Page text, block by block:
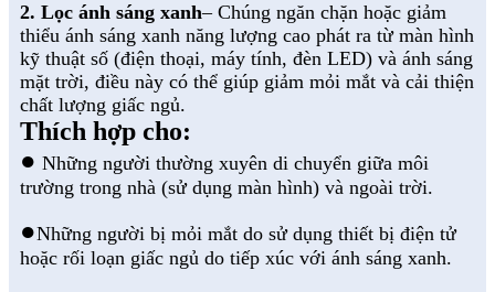
2. Lọc ánh sáng xanh– Chúng ngăn chặn hoặc giảm
thiểu ánh sáng xanh năng lượng cao phát ra từ màn hình
kỹ thuật số (điện thoại, máy tính, đèn LED) và ánh sáng
mặt trời, điều này có thể giúp giảm mỏi mắt và cải thiện
chất lượng giấc ngủ.
Thích hợp cho:
● Những người thường xuyên di chuyển giữa môi
trường trong nhà (sử dụng màn hình) và ngoài trời.
●Những người bị mỏi mắt do sử dụng thiết bị điện tử
hoặc rối loạn giấc ngủ do tiếp xúc với ánh sáng xanh.